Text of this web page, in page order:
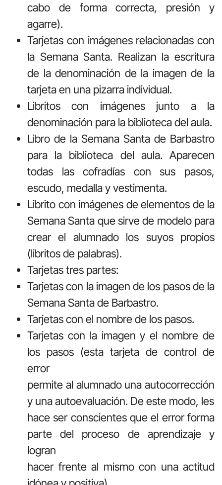
cabo de forma correcta, presión y
agarre).
Tarjetas con imágenes relacionadas con
la Semana Santa. Realizan la escritura
de la denominación de la imagen de la
tarjeta en una pizarra individual.
Libritos con imágenes junto a la
denominación para la biblioteca del aula.
Libro de la Semana Santa de Barbastro
para la biblioteca del aula. Aparecen
todas las cofradías con sus pasos,
escudo, medalla y vestimenta.
Librito con imágenes de elementos de la
Semana Santa que sirve de modelo para
crear el alumnado los suyos propios
(libritos de palabras).
Tarjetas tres partes:
Tarjetas con la imagen de los pasos de la
Semana Santa de Barbastro.
Tarjetas con el nombre de los pasos.
Tarjetas con la imagen y el nombre de
los pasos (esta tarjeta de control de
error
permite al alumnado una autocorrección
y una autoevaluación. De este modo, les
hace ser conscientes que el error forma
parte del proceso de aprendizaje y
logran
hacer frente al mismo con una actitud